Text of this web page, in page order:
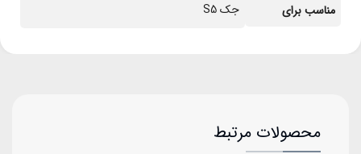
مناسب برای جک S5
محصولات مرتبط